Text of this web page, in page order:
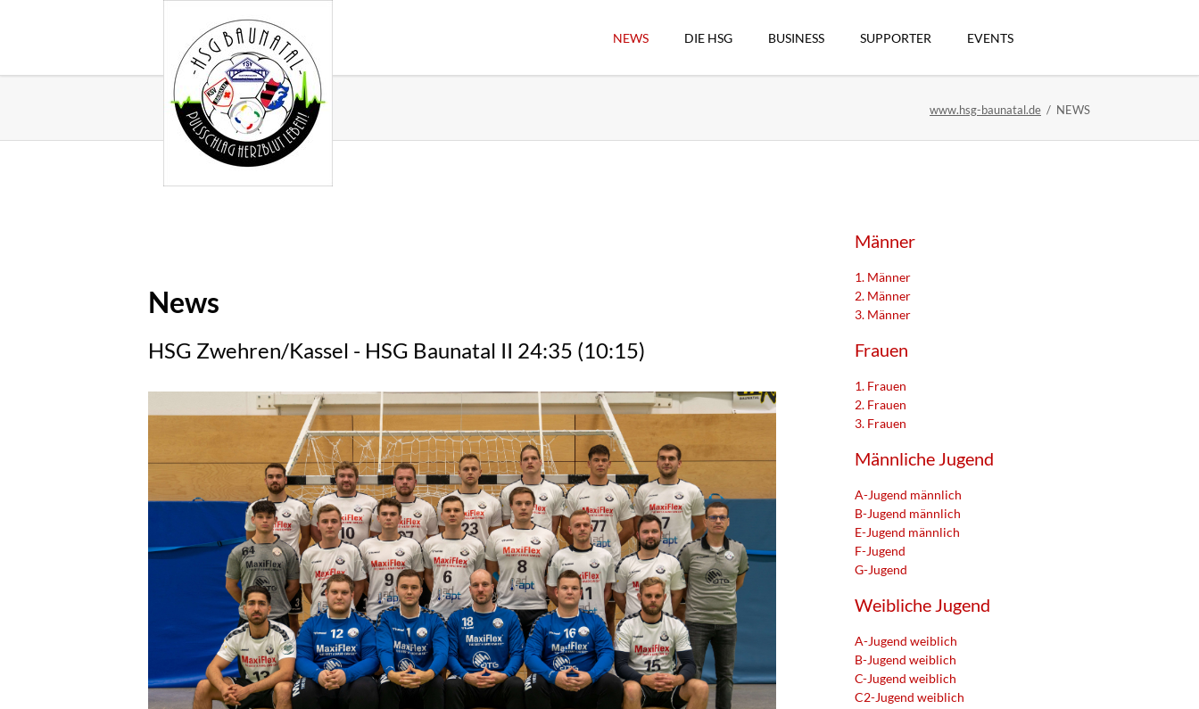
NEWS DIE HSG BUSINESS SUPPORTER EVENTS
www.hsg-baunatal.de NEWS
News
HSG Zwehren/Kassel - HSG Baunatal II 24:35 (10:15)
Männer
1. Männer
2. Männer
3. Männer
Frauen
1. Frauen
2. Frauen
3. Frauen
Männliche Jugend
A-Jugend männlich
B-Jugend männlich
E-Jugend männlich
F-Jugend
G-Jugend
Weibliche Jugend
A-Jugend weiblich
B-Jugend weiblich
C-Jugend weiblich
C2-Jugend weiblich